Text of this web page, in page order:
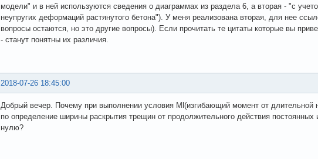
модели" и в ней используются сведения о диаграммах из раздела 6, а вторая - "с
неупругих деформаций растянутого бетона"). У меня реализована вторая, для нее
вопросы остаются, но это другие вопросы). Если прочитать те цитаты которые вы
- станут понятны их различия.
2018-07-26 18:45:00
Добрый вечер. Почему при выполнении условия Ml(изгибающий момент от
по определение ширины раскрытия трещин от продолжительного действия
нулю?